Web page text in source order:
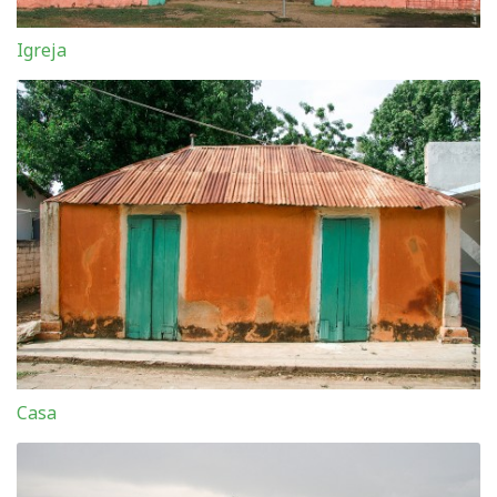
Igreja
Casa